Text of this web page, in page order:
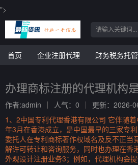
">
首页 企业注册代理 财务税务托管
办理商标注册的代理机构
作者:admin 人气：0
更新：2026-
1、2中国专利代理香港有限公司 它伴随
年3月在香港成立，是中国最早的三家专
委托人在专利商标著作权域名及反不正当
解许可转让和咨询服务，同时也办理在香
外观设计注册业务3；例如，代理机构会